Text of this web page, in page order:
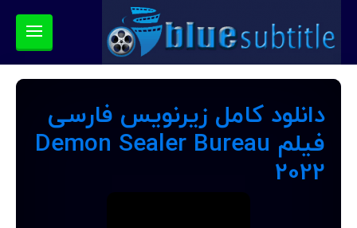
دانلود کامل زیرنویس فارسی
فیلم Demon Sealer Bureau
2022